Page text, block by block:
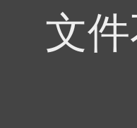
文